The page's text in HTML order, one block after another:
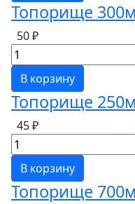
Топорище
50 ₽
В корзину
Топорище
45 ₽
В корзину
Топорище